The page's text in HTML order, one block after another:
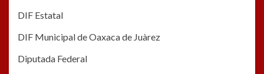
DIF Estatal
DIF Municipal de Oaxaca de Juàrez
Diputada Federal